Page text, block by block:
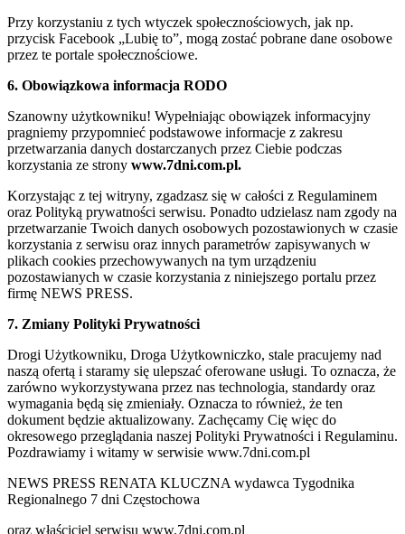
Przy korzystaniu z tych wtyczek społecznościowych, jak np.
przycisk Facebook „Lubię to”, mogą zostać pobrane dane osobowe
przez te portale społecznościowe.
6. Obowiązkowa informacja RODO
Szanowny użytkowniku! Wypełniając obowiązek informacyjny
pragniemy przypomnieć podstawowe informacje z zakresu
przetwarzania danych dostarczanych przez Ciebie podczas
korzystania ze strony www.7dni.com.pl.
Korzystając z tej witryny, zgadzasz się w całości z Regulaminem
oraz Polityką prywatności serwisu. Ponadto udzielasz nam zgody na
przetwarzanie Twoich danych osobowych pozostawionych w czasie
korzystania z serwisu oraz innych parametrów zapisywanych w
plikach cookies przechowywanych na tym urządzeniu
pozostawianych w czasie korzystania z niniejszego portalu przez
firmę NEWS PRESS.
7. Zmiany Polityki Prywatności
Drogi Użytkowniku, Droga Użytkowniczko, stale pracujemy nad
naszą ofertą i staramy się ulepszać oferowane usługi. To oznacza, że
zarówno wykorzystywana przez nas technologia, standardy oraz
wymagania będą się zmieniały. Oznacza to również, że ten
dokument będzie aktualizowany. Zachęcamy Cię więc do
okresowego przeglądania naszej Polityki Prywatności i Regulaminu.
Pozdrawiamy i witamy w serwisie www.7dni.com.pl
NEWS PRESS RENATA KLUCZNA wydawca Tygodnika
Regionalnego 7 dni Częstochowa
oraz właściciel serwisu www.7dni.com.pl